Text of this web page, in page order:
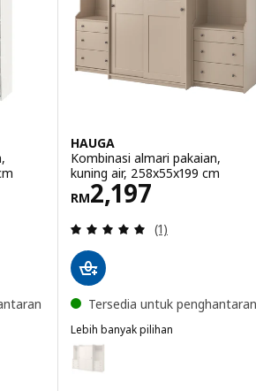
Pilihan: PAX / HASVIK, Almari
5 bintang. Jumlah ulasan:
almari pakaian, putih/putih,
HAUGA
Kombinasi almari pakaian,
kuning air, 258x55x199 cm
RM2,197
Harga RM 2197
Ulasan: 5
(1)
Tersedia untuk penghantaran
Lebih banyak pilihan
HAUGA
Pilihan: HAUGA, Kombinasi